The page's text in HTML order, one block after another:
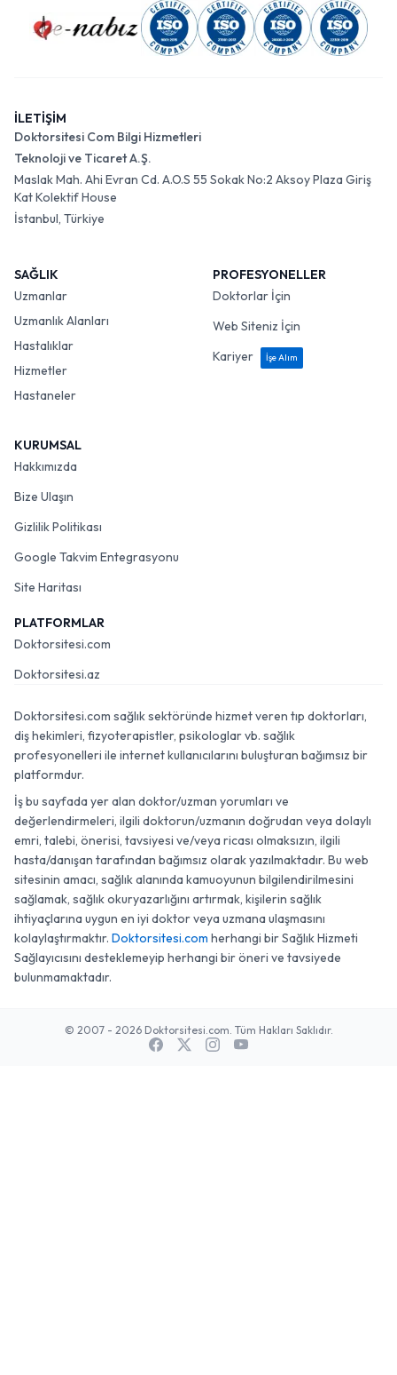
İLETİŞİM
Doktorsitesi Com Bilgi Hizmetleri
Teknoloji ve Ticaret A.Ş.
Maslak Mah. Ahi Evran Cd. A.O.S 55 Sokak No:2 Aksoy Plaza Giriş
Kat Kolektif House
İstanbul, Türkiye
SAĞLIK
Uzmanlar
Uzmanlık Alanları
Hastalıklar
Hizmetler
Hastaneler
PROFESYONELLER
Doktorlar İçin
Web Siteniz İçin
Kariyer
İşe Alım
KURUMSAL
Hakkımızda
Bize Ulaşın
Gizlilik Politikası
Google Takvim Entegrasyonu
Site Haritası
PLATFORMLAR
Doktorsitesi.com
Doktorsitesi.az
Doktorsitesi.com sağlık sektöründe hizmet veren tıp doktorları,
diş hekimleri, fizyoterapistler, psikologlar vb. sağlık
profesyonelleri ile internet kullanıcılarını buluşturan bağımsız bir
platformdur.
İş bu sayfada yer alan doktor/uzman yorumları ve
değerlendirmeleri, ilgili doktorun/uzmanın doğrudan veya dolaylı
emri, talebi, önerisi, tavsiyesi ve/veya ricası olmaksızın, ilgili
hasta/danışan tarafından bağımsız olarak yazılmaktadır. Bu web
sitesinin amacı, sağlık alanında kamuoyunun bilgilendirilmesini
sağlamak, sağlık okuryazarlığını artırmak, kişilerin sağlık
ihtiyaçlarına uygun en iyi doktor veya uzmana ulaşmasını
kolaylaştırmaktır. Doktorsitesi.com herhangi bir Sağlık Hizmeti
Sağlayıcısını desteklemeyip herhangi bir öneri ve tavsiyede
bulunmamaktadır.
© 2007 - 2026 Doktorsitesi.com. Tüm Hakları Saklıdır.